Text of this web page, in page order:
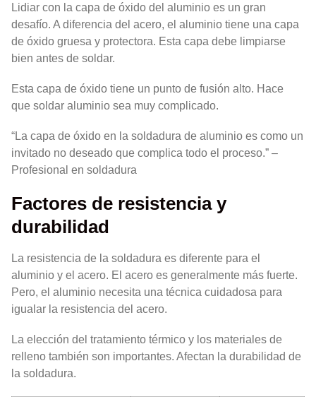
Lidiar con la capa de óxido del aluminio es un gran
desafío. A diferencia del acero, el aluminio tiene una capa
de óxido gruesa y protectora. Esta capa debe limpiarse
bien antes de soldar.
Esta capa de óxido tiene un punto de fusión alto. Hace
que soldar aluminio sea muy complicado.
“La capa de óxido en la soldadura de aluminio es como un
invitado no deseado que complica todo el proceso.” –
Profesional en soldadura
Factores de resistencia y
durabilidad
La resistencia de la soldadura es diferente para el
aluminio y el acero. El acero es generalmente más fuerte.
Pero, el aluminio necesita una técnica cuidadosa para
igualar la resistencia del acero.
La elección del tratamiento térmico y los materiales de
relleno también son importantes. Afectan la durabilidad de
la soldadura.